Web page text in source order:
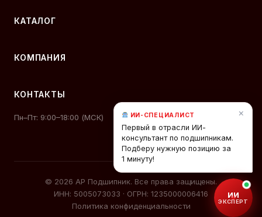
КАТАЛОГ
КОМПАНИЯ
КОНТАКТЫ
Пн–Пт: 9:00–18:00 (МСК)
© 2026 АР Подшипник. Все права защищены.
ИНН: 5005073033 · ОГРН: 1235000006416
Политика конфиденциальности
×
ИИ-СПЕЦИАЛИСТ
Первый в отрасли ИИ-
консультант по подшипникам.
Подберу нужную позицию за
1 минуту!
ИИ
ЭКСПЕРТ